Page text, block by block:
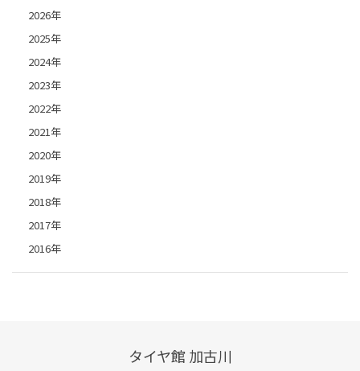
2026年
2025年
2024年
2023年
2022年
2021年
2020年
2019年
2018年
2017年
2016年
タイヤ館 加古川